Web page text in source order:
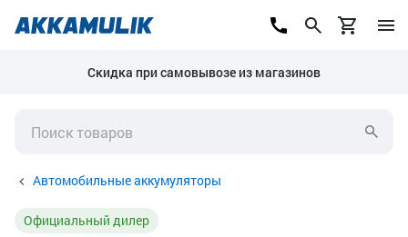
Скидка при самовывозе из магазинов
Автомобильные аккумуляторы
Официальный дилер